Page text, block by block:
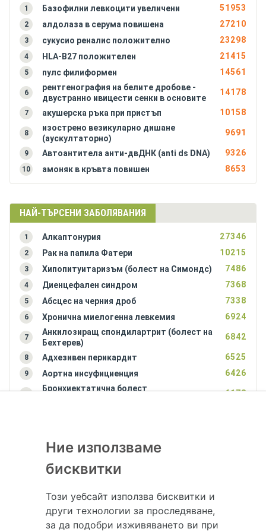
Амилоидоза на бъбреците
Амилоидоза на черния дроб
Анкилозиращ спондилартрит (болест на Бехтерев)
Антракс (белодробна форма)
Антракс (чревна форма)
Антракс на кожата (синя пъпка, сибирска язва)
Аортна инсуфициенция
Аортна стеноза
Апластична анемия (костномозъчна хипоплазия)
1 Базофилни левкоцити увеличени 51953
2 алдолаза в серума повишена 27210
3 сукусио реналис положително 23298
4 HLA-B27 положителен 21415
5 пулс филиформен 14561
6
рентгенография на белите дробове -
двустранно ивицести сенки в основите
14178
7 акушерска ръка при пристъп 10158
8
изострено везикуларно дишане
(аускултаторно)
9691
9 Автоантитела анти-двДНК (anti ds DNA) 9326
10 амоняк в кръвта повишен 8653
НАЙ-ТЪРСЕНИ ЗАБОЛЯВАНИЯ
1 Алкаптонурия 27346
2 Рак на папила Фатери 10215
3 Хипопитуитаризъм (болест на Симондс) 7486
4 Диенцефален синдром 7368
5 Абсцес на черния дроб 7338
6 Хронична миелогенна левкемия 6924
7
Анкилозиращ спондилартрит (болест на
Бехтерев)
6842
8 Адхезивен перикардит 6525
9 Аортна инсуфициенция 6426
10
Бронхиектатична болест
6178
Hapche.bg НЕ е медицински, зравен или сроден специалист и НЕ дава
медицински консултации и здравни съвети. Hapche.bg НЕ се явява
медицинска услуга и НЕ осигурява диагноза и лечение. Hapche.bg НЕ
Ние използваме
бисквитки
Този уебсайт използва бисквитки и
други технологии за проследяване,
за да подобри изживяването ви при